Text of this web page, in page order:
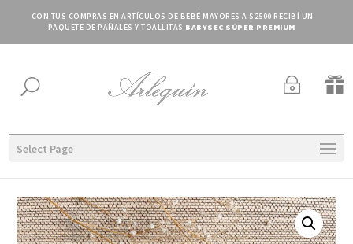
CON TUS COMPRAS EN ARTÍCULOS DE BEBÉ MAYORES A $2500 RECIBÍ UN
PAQUETE DE PAÑALES Y TOALLITAS BABYSEC SÚPER PREMIUM
U ~ 
Select Page